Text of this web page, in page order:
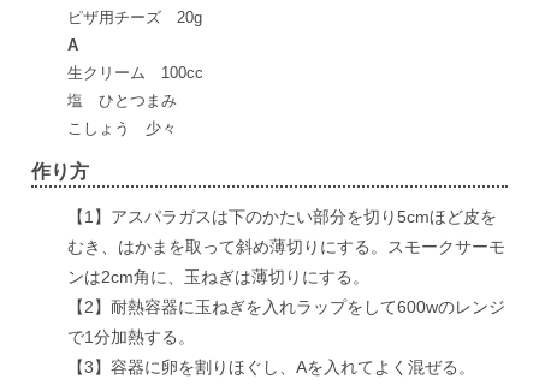
ピザ用チーズ 20g
A
生クリーム 100cc
塩 ひとつまみ
こしょう 少々
作り方
【1】アスパラガスは下のかたい部分を切り5cmほど皮を
むき、はかまを取って斜め薄切りにする。スモークサーモ
ンは2cm角に、玉ねぎは薄切りにする。
【2】耐熱容器に玉ねぎを入れラップをして600wのレンジ
で1分加熱する。
【3】容器に卵を割りほぐし、Aを入れてよく混ぜる。